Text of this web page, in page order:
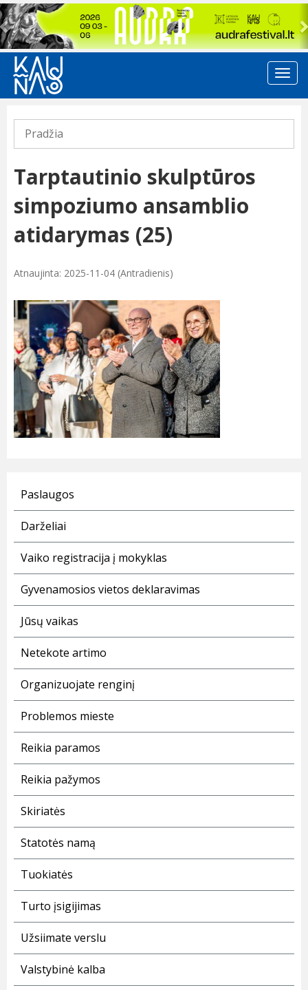
Previous
Pradžia
Tarptautinio skulptūros
simpoziumo ansamblio
atidarymas (25)
Atnaujinta: 2025-11-04 (Antradienis)
Paslaugos
Darželiai
Vaiko registracija į mokyklas
Gyvenamosios vietos deklaravimas
Jūsų vaikas
Netekote artimo
Organizuojate renginį
Problemos mieste
Reikia paramos
Reikia pažymos
Skiriatės
Statotės namą
Tuokiatės
Turto įsigijimas
Užsiimate verslu
Valstybinė kalba